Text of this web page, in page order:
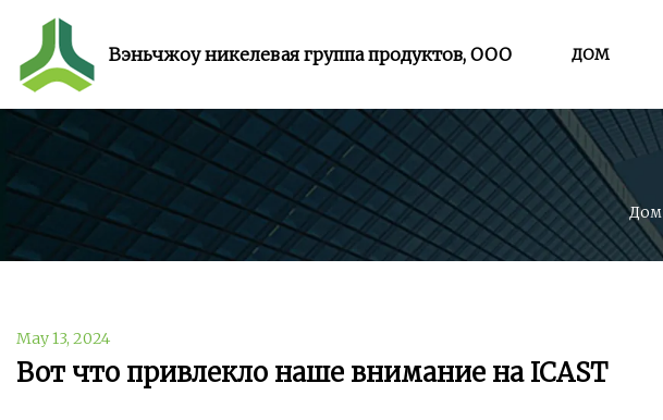
Вэньчжоу никелевая группа продуктов, ООО ДОМ
Дом
May 13, 2024
Вот что привлекло наше внимание на ICAST